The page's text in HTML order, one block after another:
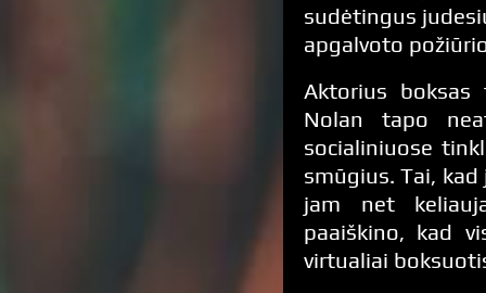
sudėtingus
apgalvoto
Aktorius
Nolan tapo
socialiniuose
smūgius. Tai,
jam net
paaiškino, kad
virtualiai